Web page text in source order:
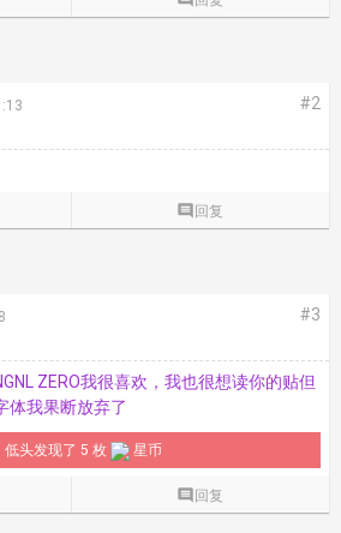
#2
 回复
#3
ZERO我很喜欢，我也很想读你的贴但
体我果断放弃了
头发现了 5 枚 星币
 回复